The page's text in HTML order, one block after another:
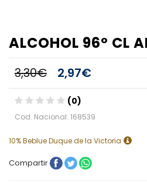
ALCOHOL 96º CL
3,30€ 2,97€
(0)
Cod. Nacional: 168539
10% Beblue Duque de la Victoria
Compartir